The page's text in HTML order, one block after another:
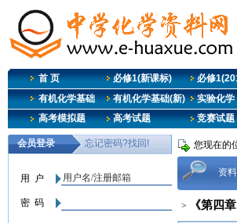
首 页 必修1(新课标) 必修
有机化学基础
有机化学基础(新) 实验化学
高考模拟题
高考试题 竞赛试题
您现在的
资
> 《第四